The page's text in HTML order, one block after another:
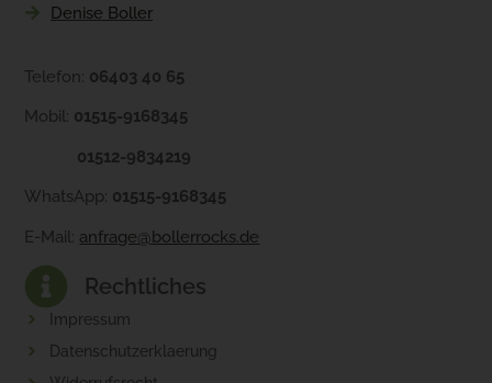
Denise Boller
Telefon: 06403 40 65
Mobil: 01515-9168345
01512-9834219
WhatsApp: 01515-9168345
E-Mail: anfrage@bollerrocks.de
Rechtliches
Impressum
Datenschutzerklaerung